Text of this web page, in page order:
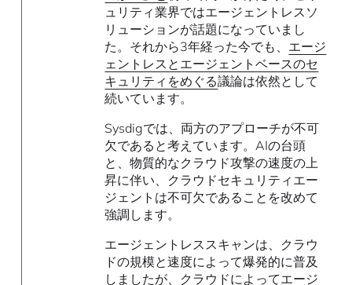
ュリティ業界ではエージェントレスソ
リューションが話題になっていまし
た。それから3年経った今でも、 エージ
ェントレスとエージェントベースのセ
キュリティをめぐる議論は依然として
続いています。
Sysdigでは、両方のアプローチが不可
欠であると考えています。AIの台頭
と、物質的なクラウド攻撃の速度の上
昇に伴い、クラウドセキュリティエー
ジェントは不可欠であることを改めて
強調します。
エージェントレススキャンは、クラウ
ドの規模と速度によって爆発的に普及
しましたが、クラウドによってエージ